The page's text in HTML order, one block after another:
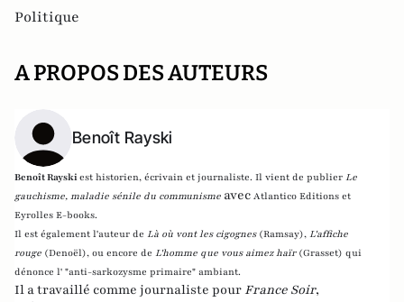
Politique
A PROPOS DES AUTEURS
Benoît Rayski
Benoît Rayskiest historien, écrivain et journaliste. Il vient de publier Le
gauchisme, maladie sénile du communisme avec Atlantico Editions et
Eyrolles E-books.
Il est également l'auteur de Là où vont les cigognes (Ramsay), L'affiche
rouge (Denoël), ou encore de L'homme que vous aimez haïr (Grasset) qui
dénonce l' "anti-sarkozysme primaire" ambiant.
Il a travaillé comme journaliste pour France Soir,